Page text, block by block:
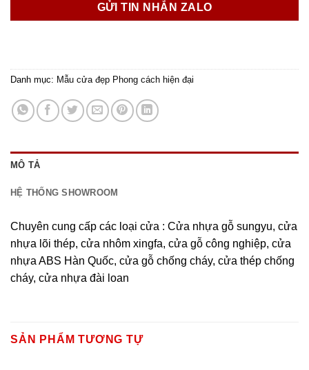
GỬI TIN NHẮN ZALO
Danh mục: Mẫu cửa đẹp Phong cách hiện đại
MÔ TẢ
HỆ THỐNG SHOWROOM
Chuyên cung cấp các loại cửa : Cửa nhựa gỗ sungyu, cửa
nhựa lõi thép, cửa nhôm xingfa, cửa gỗ công nghiệp, cửa
nhựa ABS Hàn Quốc, cửa gỗ chống cháy, cửa thép chống
cháy, cửa nhựa đài loan
SẢN PHẨM TƯƠNG TỰ